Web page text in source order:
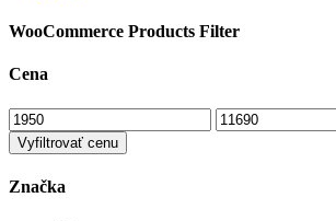
WooCommerce Products Filter
Cena
Vyfiltrovať cenu
Značka